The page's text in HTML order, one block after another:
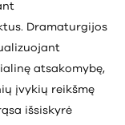
Dramaturgijos
atsakomybę,
įvykių reikšmę
išsiskyrė